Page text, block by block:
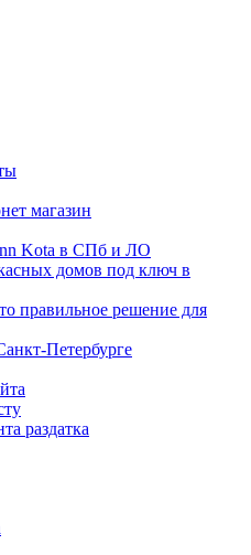
магазин
Kota в СПб и ЛО
домов под ключ в
правильное решение для
Петербурге
раздатка